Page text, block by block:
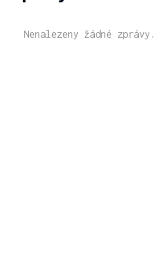
Nenalezeny žádné zprávy.